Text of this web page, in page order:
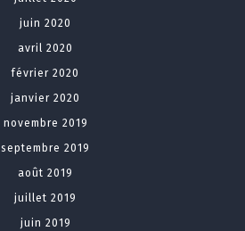
juin 2020
avril 2020
février 2020
janvier 2020
novembre 2019
septembre 2019
août 2019
juillet 2019
juin 2019